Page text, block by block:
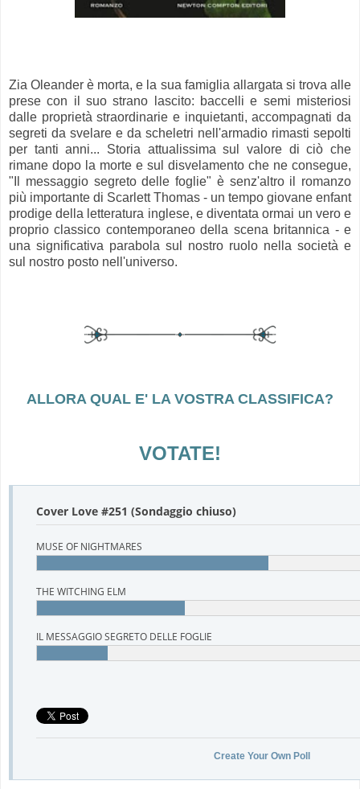
Zia Oleander è morta, e la sua famiglia allargata si trova alle
prese con il suo strano lascito: baccelli e semi misteriosi
dalle proprietà straordinarie e inquietanti, accompagnati da
segreti da svelare e da scheletri nell'armadio rimasti sepolti
per tanti anni... Storia attualissima sul valore di ciò che
rimane dopo la morte e sul disvelamento che ne consegue,
"Il messaggio segreto delle foglie" è senz'altro il romanzo
più importante di Scarlett Thomas - un tempo giovane enfant
prodige della letteratura inglese, e diventata ormai un vero e
proprio classico contemporaneo della scena britannica - e
una significativa parabola sul nostro ruolo nella società e
sul nostro posto nell'universo.
ALLORA QUAL E' LA VOSTRA CLASSIFICA?
VOTATE!
Cover Love #251 (Sondaggio chiuso)
MUSE OF NIGHTMARES
THE WITCHING ELM
IL MESSAGGIO SEGRETO DELLE FOGLIE
Create Your Own Poll